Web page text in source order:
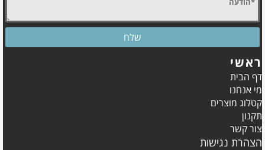
ראשי
דף הבית
מי אנחנו
קטלוג מוצרים
תקנון
צור קשר
הצהרת נגישות